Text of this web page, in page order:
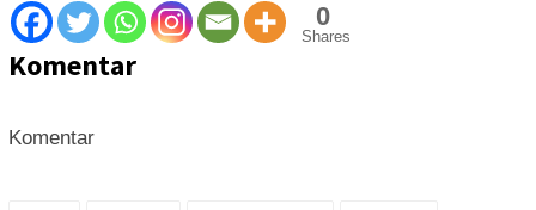
0
Shares
Komentar
Komentar